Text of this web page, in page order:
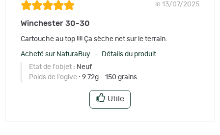
le 13/07/2025
Winchester 30-30
Cartouche au top !!!! Ça sèche net sur le terrain.
Acheté sur NaturaBuy – Détails du produit
Etat de l'objet : Neuf
Poids de l'ogive : 9.72g - 150 grains
Utile